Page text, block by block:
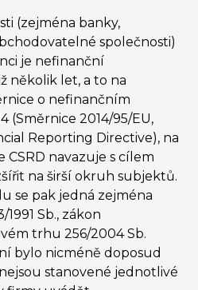
(zejména banky,
společnosti)
je nefinanční
několik let, a to na
o nefinančním
(Směrnice 2014/95/EU,
Reporting Directive), na
CSRD navazuje s cílem
na širší okruh subjektů.
se pak jedná zejména
Sb., zákon
trhu 256/2004 Sb.
bylo nicméně doposud
stanovené jednotlivé